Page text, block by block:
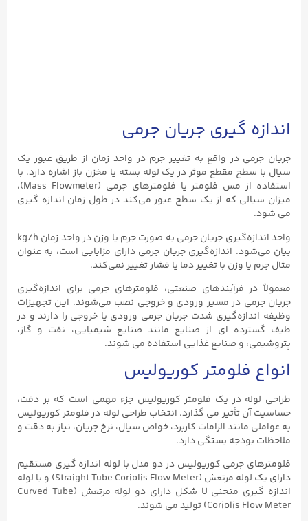
اندازه گیری جریان جرمی
جریان جرمی در واقع به تغییر جرم در واحد زمان از طریق عبور یک
سیال با سطح مقطع موثر در یک لوله بسته یا مخزن باز اشاره دارد. با
استفاده از مس فلومتر یا فلومترهای جرمی (Mass Flowmeter)،
میزان سیالی که از یک سطح عبور می‌کند در طول زمان اندازه گیری
می‌ شود.
واحد اندازه‌گیری جریان جرمی به صورت جرم یا وزن در واحد زمان kg/h
بیان می‌شود. اندازه‌گیری جریان جرمی دارای مزایایی است، به عنوان
مثال جرم یا وزن با تغییر دما یا فشار تغییر نمی‌کند.
معمولاً در فرآیندهای صنعتی، فلومترهای جرمی برای اندازه‌گیری
جریان جرمی در مسیر ورودی و خروجی نصب می‌شوند. این تجهیزات
وظیفه اندازه‌گیری شدت جریان جرمی ورودی یا خروجی را دارند و در
طیف گسترده ای از صنایع مانند صنایع شیمیایی، نفت و گاز،
پتروشیمی، و صنایع غذایی استفاده می‌ شوند.
انواع فلومتر کوریولیس
طراحی لوله در یک فلومتر کوریولیس جزء مهمی است که بر دقت،
حساسیت آن تأثیر می گذارد. انتخاب طراحی لوله در فلومتر کوریولیس
به عواملی مانند الزامات کاربرد، خواص سیال، نرخ جریان، نیاز به دقت و
ملاحظات بودجه بستگی دارد.
فلومترهای جرمی کوریولیس در دو مدل با لوله اندازه گیری مستقیم
دارای یک لوله مرتعش (Straight Tube Coriolis Flow Meter) و با لوله
اندازه گیری منحنی U شکل دارای دو لوله مرتعش (Curved Tube
Coriolis Flow Meter) تولید می شوند.